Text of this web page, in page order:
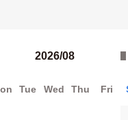
2026/08
Tue Wed Thu Fri